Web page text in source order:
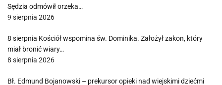
Sędzia odmówił orzeka…
9 sierpnia 2026
8 sierpnia Kościół wspomina św. Dominika. Założył zakon, który
miał bronić wiary…
8 sierpnia 2026
Bł. Edmund Bojanowski – prekursor opieki nad wiejskimi dziećmi